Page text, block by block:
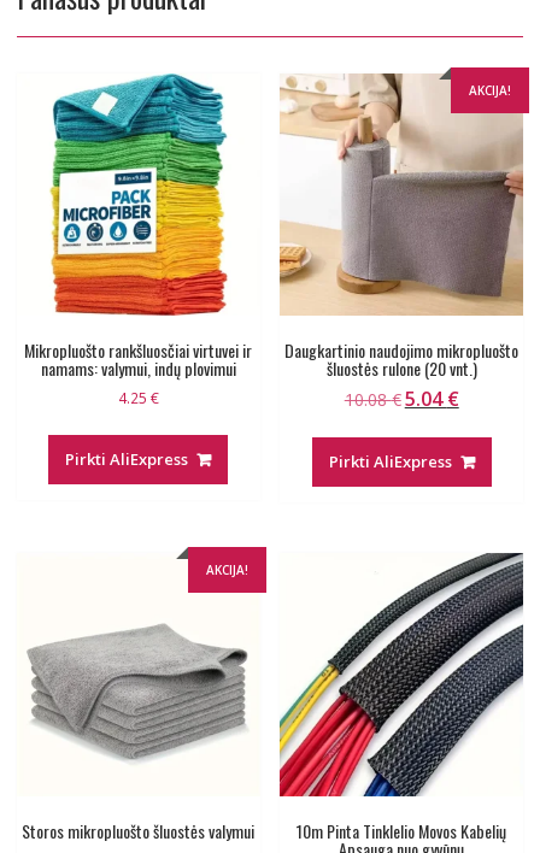
Mikropluošto rankšluosčiai virtuvei ir
namams: valymui, indų plovimui
4.25 €
Pirkti AliExpress
AKCIJA!
Daugkartinio naudojimo mikropluošto
šluostės rulone (20 vnt.)
10.08€Original
10.08 €.
5.04€Current
5.04 €.
Pirkti AliExpress
AKCIJA!
Storos mikropluošto šluostės valymui 10m Pinta Tinklelio Movos Kabelių